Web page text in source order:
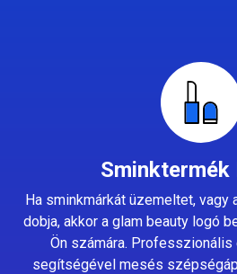
Sminktermék
Ha sminkmárkát üzemeltet, vagy
dobja, akkor a glam beauty logó
Ön számára.
segítségével mesés